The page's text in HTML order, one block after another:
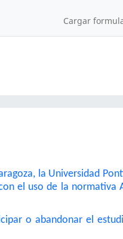
Cargar
la Universidad
el uso de la normativa
o abandonar el